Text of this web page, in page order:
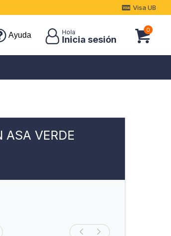
Ayuda
0
Visa UB
ASA VERDE